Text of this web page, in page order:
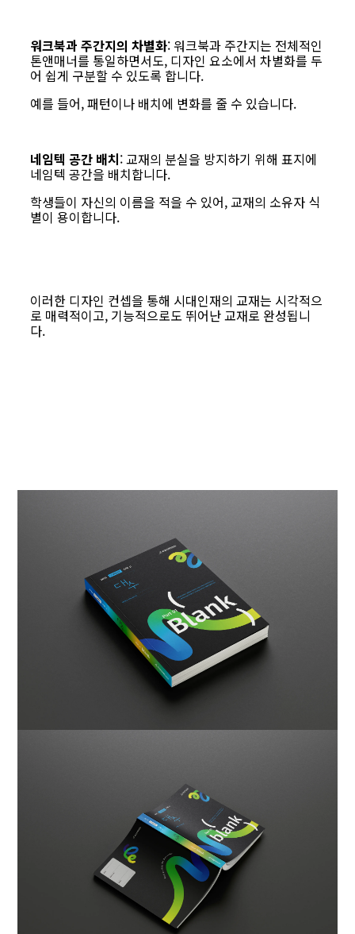
워크북과 주간지의 차별화: 워크북과 주간지는 전체적인
톤앤매너를 통일하면서도, 디자인 요소에서 차별화를 두
어 쉽게 구분할 수 있도록 합니다.
예를 들어, 패턴이나 배치에 변화를 줄 수 있습니다.
네임텍 공간 배치: 교재의 분실을 방지하기 위해 표지에
네임텍 공간을 배치합니다.
학생들이 자신의 이름을 적을 수 있어, 교재의 소유자 식
별이 용이합니다.
이러한 디자인 컨셉을 통해 시대인재의 교재는 시각적으
로 매력적이고, 기능적으로도 뛰어난교재로 완성됩니
다.